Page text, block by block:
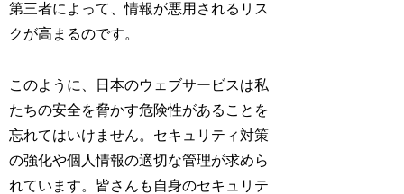
第三者によって、情報が悪用されるリス
クが高まるのです。
このように、日本のウェブサービスは私
たちの安全を脅かす危険性があることを
忘れてはいけません。セキュリティ対策
の強化や個人情報の適切な管理が求めら
れています。皆さんも自身のセキュリテ